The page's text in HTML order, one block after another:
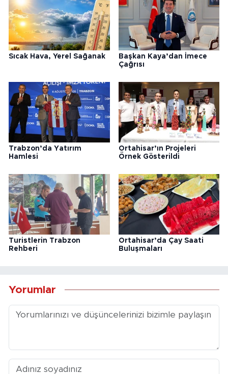
Sıcak Hava, Yerel Sağanak
Başkan Kaya’dan İmece
Çağrısı
Trabzon’da Yatırım
Hamlesi
Ortahisar’ın Projeleri
Örnek Gösterildi
Turistlerin Trabzon
Rehberi
Ortahisar’da Çay Saati
Buluşmaları
Yorumlar